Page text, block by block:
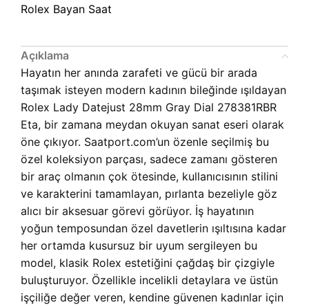
Rolex Bayan Saat
Açıklama
Hayatın her anında zarafeti ve gücü bir arada
taşımak isteyen modern kadının bileğinde ışıldayan
Rolex Lady Datejust 28mm Gray Dial 278381RBR
Eta, bir zamana meydan okuyan sanat eseri olarak
öne çıkıyor. Saatport.com’un özenle seçilmiş bu
özel koleksiyon parçası, sadece zamanı gösteren
bir araç olmanın çok ötesinde, kullanıcısının stilini
ve karakterini tamamlayan, pırlanta bezeliyle göz
alıcı bir aksesuar görevi görüyor. İş hayatının
yoğun temposundan özel davetlerin ışıltısına kadar
her ortamda kusursuz bir uyum sergileyen bu
model, klasik Rolex estetiğini çağdaş bir çizgiyle
buluşturuyor. Özellikle incelikli detaylara ve üstün
işçiliğe değer veren, kendine güvenen kadınlar için